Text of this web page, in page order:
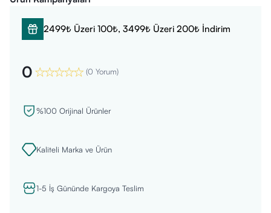
2499₺ Üzeri 100₺, 3499₺ Üzeri 200₺ İndirim
0 (0 Yorum)
%100 Orijinal Ürünler
Kaliteli Marka ve Ürün
1-5 İş Gününde Kargoya Teslim